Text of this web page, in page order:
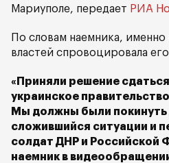
Мариуполе, передает РИА
По словам наемника, именно
властей спровоцировала
«Приняли решение
украинское
Мы должны были покинуть
сложившийся ситуации и
солдат ДНР и Российской
наемник в